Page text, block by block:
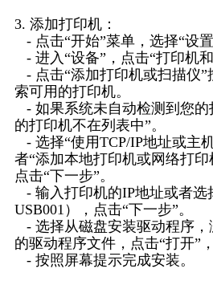
3. 添加打印机：
- 点击“开始”菜单，选择“设置
- 进入“设备”，点击“打印机和
- 点击“添加打印机或扫描仪”
索可用的打印机。
- 如果系统未自动检测到您的
的打印机不在列表中”。
- 选择“使用TCP/IP地址或主
者“添加本地打印机或网络打
点击“下一步”。
- 输入打印机的IP地址或者选
USB001），点击“下一步”。
- 选择从磁盘安装驱动程序，
的驱动程序文件，点击“打开”
- 按照屏幕提示完成安装。